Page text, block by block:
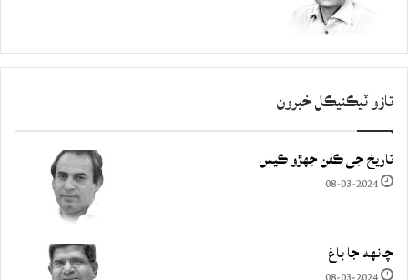
تازو ٽيڪنيڪل خبرون
تاريخ جي ڪفن جھڙو ڪيس
08-03-2024
چانهه جا باغ